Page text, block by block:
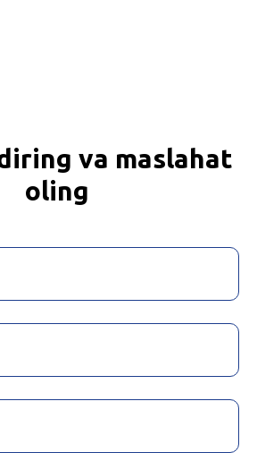
va maslahat
oling